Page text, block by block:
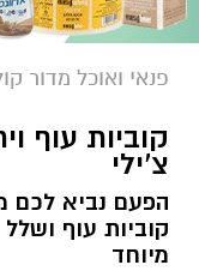
פנאי ואוכל מדור
קוביות עוף
צ'ילי
הפעם נביא לכם
קוביות עוף
מיוחד